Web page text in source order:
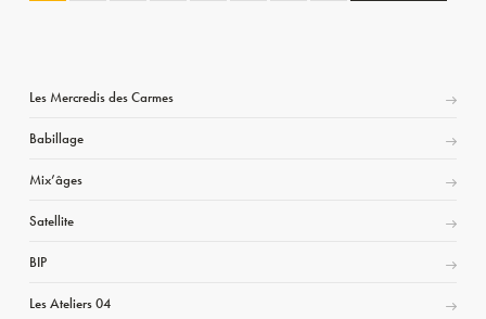
Les Mercredis des Carmes
Babillage
Mix’âges
Satellite
BIP
Les Ateliers 04